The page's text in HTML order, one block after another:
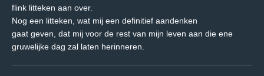
flink litteken aan over.
Nog een litteken, wat mij een definitief aandenken
gaat geven, dat mij voor de rest van mijn leven aan die ene
gruwelijke dag zal laten herinneren.